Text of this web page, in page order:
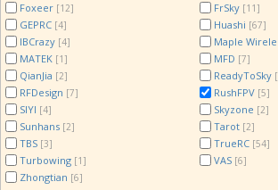
Foxeer [12] FrSky [11]
GEPRC [4] Huashi [67]
IBCrazy [4] Maple
MATEK [1] MFD [7]
QianJia [2] ReadyToSky
RFDesign [7] RushFPV [5]
SIYI [4] Skyzone [2]
Sunhans [2] Tarot [2]
TBS [3] TrueRC [54]
Turbowing [1] VAS [6]
Zhongtian [6]